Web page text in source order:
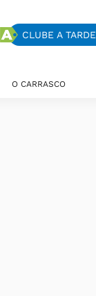
CLUBE A TARDE
O CARRASCO